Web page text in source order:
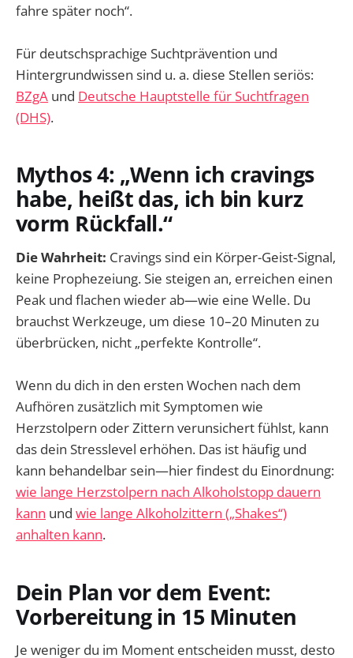
fahre später noch“.
Für deutschsprachige Suchtprävention und
Hintergrundwissen sind u. a. diese Stellen seriös:
BZgA und Deutsche Hauptstelle für Suchtfragen
(DHS).
Mythos 4: „Wenn ich cravings
habe, heißt das, ich bin kurz
vorm Rückfall.“
Die Wahrheit: Cravings sind ein Körper-Geist-Signal,
keine Prophezeiung. Sie steigen an, erreichen einen
Peak und flachen wieder ab—wie eine Welle. Du
brauchst Werkzeuge, um diese 10–20 Minuten zu
überbrücken, nicht „perfekte Kontrolle“.
Wenn du dich in den ersten Wochen nach dem
Aufhören zusätzlich mit Symptomen wie
Herzstolpern oder Zittern verunsichert fühlst, kann
das dein Stresslevel erhöhen. Das ist häufig und
kann behandelbar sein—hier findest du Einordnung:
wie lange Herzstolpern nach Alkoholstopp dauern
kann und wie lange Alkoholzittern („Shakes“)
anhalten kann.
Dein Plan vor dem Event:
Vorbereitung in 15 Minuten
Je weniger du im Moment entscheiden musst, desto